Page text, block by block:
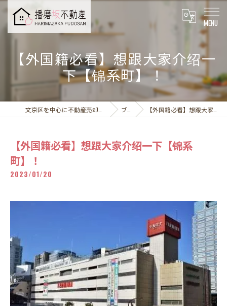
【外国籍必看】想跟大家介绍一
下【锦系町】！
ブログ 【外国籍必看】想跟大家介绍一下【锦系町】！
【外国籍必看】想跟大家介绍一下【锦系
町】！
2023/01/20